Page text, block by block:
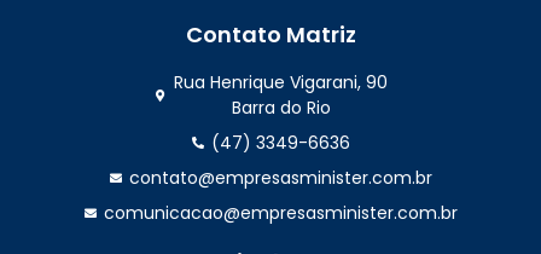
Contato Matriz
Rua Henrique Vigarani, 90
Barra do Rio
(47) 3349-6636
contato@empresasminister.com.br
comunicacao@empresasminister.com.br